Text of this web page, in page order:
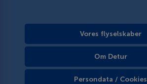
Vores flyselskaber
Om Detur
Persondata / Cookies